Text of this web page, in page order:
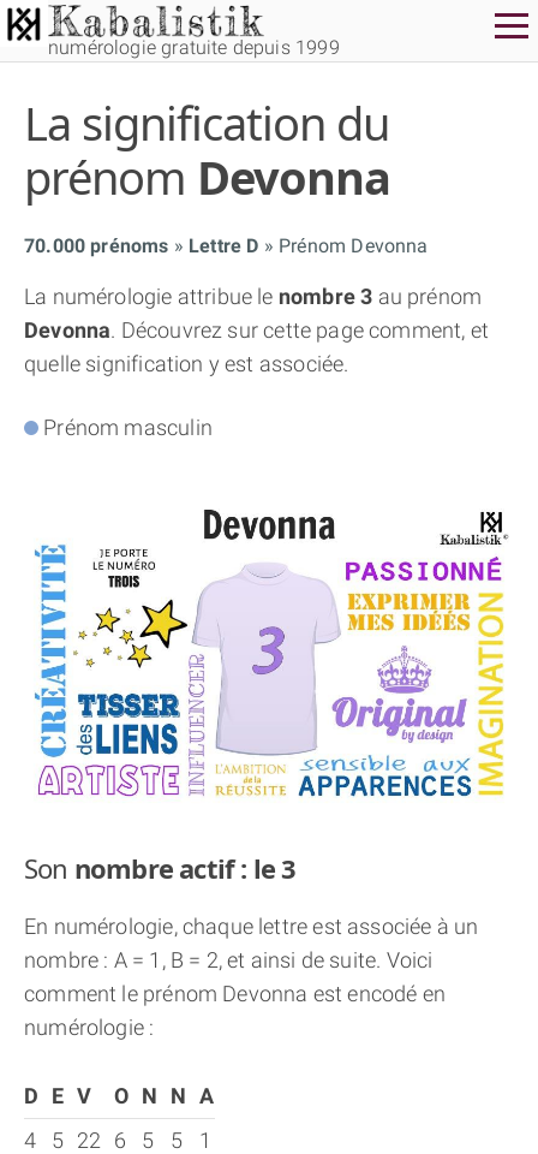
numérologie gratuite depuis 1999
La signification du
prénom Devonna
70.000 prénoms Lettre D Prénom Devonna
La numérologie attribue le nombre 3 au prénom
Devonna. Découvrez sur cette page comment, et
quelle signification y est associée.
Prénom masculin
Son nombre actif : le 3
En numérologie, chaque lettre est associée à un
nombre : A = 1, B = 2, et ainsi de suite. Voici
comment le prénom Devonna est encodé en
numérologie :
D E V O N N A
4
5 22 6 5 5 1
THÈME GRATUIT
THÈME NUMÉROLOGIQUE APPROFONDI
THÈME TEMPOREL
THÈME « DOUBLE JE »
APPRENDRE LA NUMÉROLOGIE
EXPLORER LA NUMÉROLOGIE
70.000 PRÉNOMS
(À PROPOS)